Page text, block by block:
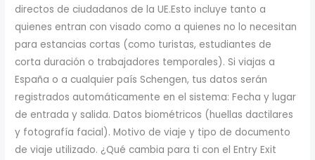
directos de ciudadanos de la UE.Esto incluye tanto a
quienes entran con visado como a quienes no lo necesitan
para estancias cortas (como turistas, estudiantes de
corta duración o trabajadores temporales). Si viajas a
España o a cualquier país Schengen, tus datos serán
registrados automáticamente en el sistema: Fecha y lugar
de entrada y salida. Datos biométricos (huellas dactilares
y fotografía facial). Motivo de viaje y tipo de documento
de viaje utilizado. ¿Qué cambia para ti con el Entry Exit